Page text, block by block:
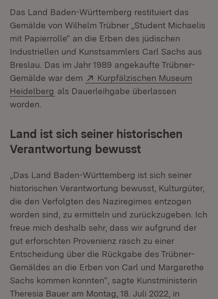
Das Land Baden-Württemberg restituiert das
Gemälde von Wilhelm Trübner „Student Michaelis
mit Papierrolle“ an die Erben des jüdischen
Industriellen und Kunstsammlers Carl Sachs aus
Breslau. Das im Jahr 1989 angekaufte Trübner-
Gemälde war dem
Extern:
Kurpfälzischen Museum
Heidelberg (Öffnet in neuem Fenster)
als Dauerleihgabe überlassen
worden.
Land ist sich seiner historischen
Verantwortung bewusst
„Das Land Baden-Württemberg ist sich seiner
historischen Verantwortung bewusst, Kulturgüter,
die den Verfolgten des Nazi­regimes entzogen
worden sind, zu ermitteln und zurückzugeben. Ich
freue mich deshalb sehr, dass wir aufgrund der
gut erforschten Provenienz rasch zu einer
Entscheidung über die Rückgabe des Trübner-
Gemäldes an die Erben von Carl und Margarethe
Sachs kommen konnten“, sagte Kunstministerin
Theresia Bauer am Montag, 18. Juli 2022, in